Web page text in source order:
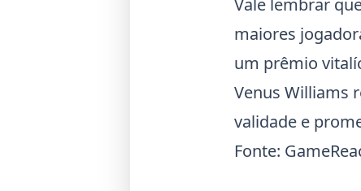
Vale lembrar
maiores
um prêmio
Venus Williams
validade e
Fonte: